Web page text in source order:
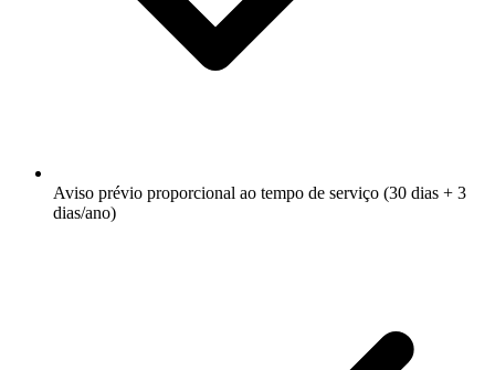
Aviso prévio proporcional ao tempo de serviço (30 dias + 3
dias/ano)